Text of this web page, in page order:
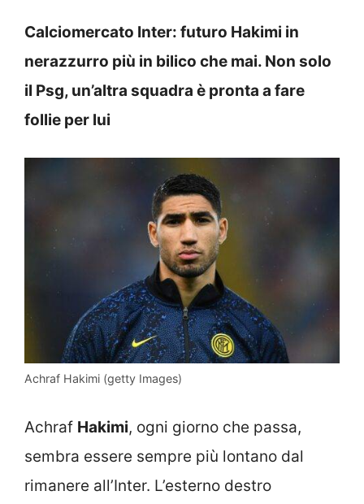
Calciomercato Inter: futuro Hakimi in
nerazzurro più in bilico che mai. Non solo
il Psg, un’altra squadra è pronta a fare
follie per lui
Achraf Hakimi (getty Images)
Achraf Hakimi, ogni giorno che passa,
sembra essere sempre più lontano dal
rimanere all’Inter. L’esterno destro